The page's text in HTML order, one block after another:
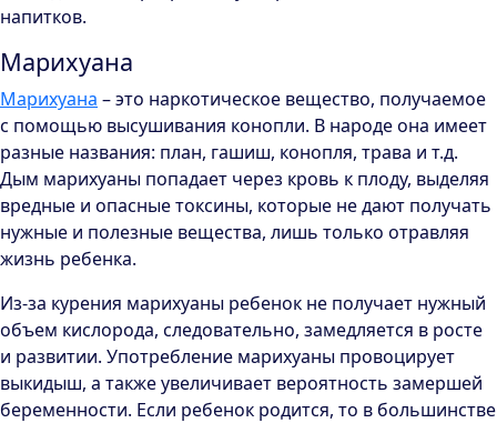
напитков.
Марихуана
Марихуана – это наркотическое вещество, получаемое
с помощью высушивания конопли. В народе она имеет
разные названия: план, гашиш, конопля, трава и т.д.
Дым марихуаны попадает через кровь к плоду, выделяя
вредные и опасные токсины, которые не дают получать
нужные и полезные вещества, лишь только отравляя
жизнь ребенка.
Из-за курения марихуаны ребенок не получает нужный
объем кислорода, следовательно, замедляется в росте
и развитии. Употребление марихуаны провоцирует
выкидыш, а также увеличивает вероятность замершей
беременности. Если ребенок родится, то в большинстве